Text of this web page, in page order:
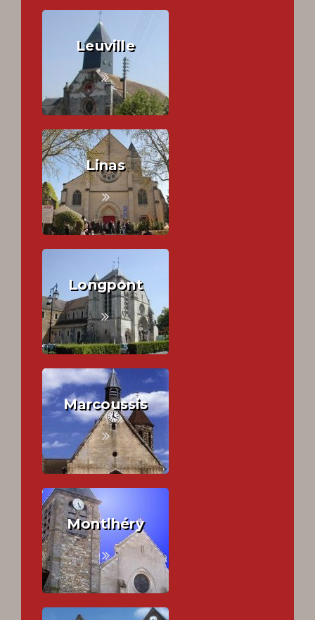
Leuville
Linas
Longpont
Marcoussis
Montlhéry